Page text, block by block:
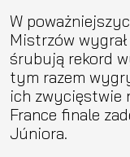
W
Mistrzów
śrubują rekord
tym razem
ich zwycięstwie
France finale
Júniora.